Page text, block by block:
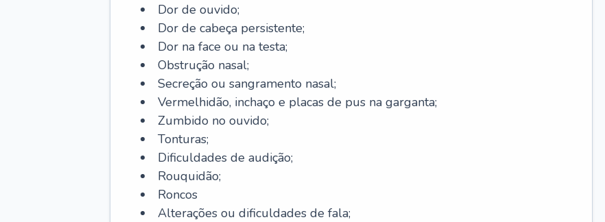
Dor de ouvido;
Dor de cabeça persistente;
Dor na face ou na testa;
Obstrução nasal;
Secreção ou sangramento nasal;
Vermelhidão, inchaço e placas de pus na garganta;
Zumbido no ouvido;
Tonturas;
Dificuldades de audição;
Rouquidão;
Roncos
Alterações ou dificuldades de fala;